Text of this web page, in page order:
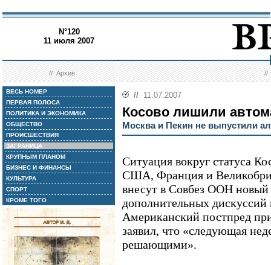
N°120
11 июля 2007
//Архив //
ВЕСЬ НОМЕР
ПЕРВАЯ ПОЛОСА
ПОЛИТИКА И ЭКОНОМИКА
ОБЩЕСТВО
ПРОИСШЕСТВИЯ
ЗАГРАНИЦА
КРУПНЫМ ПЛАНОМ
БИЗНЕС И ФИНАНСЫ
КУЛЬТУРА
СПОРТ
КРОМЕ ТОГО
// 11.07.2007
Косово лишили
Москва и Пекин не выпустили
Ситуация вокруг статуса
США, Франция и
внесут в Совбез ООН новый
дополнительных дискуссий
Американский постпред
заявил, что «следующая
решающими».